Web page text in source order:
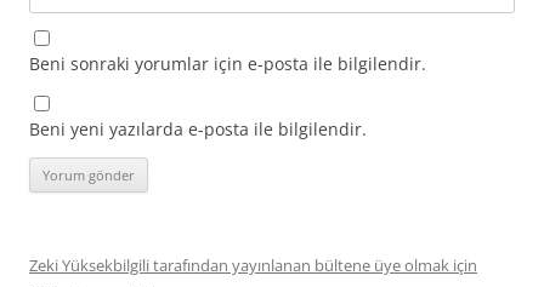
Beni sonraki yorumlar için e-posta ile bilgilendir.
Beni yeni yazılarda e-posta ile bilgilendir.
Zeki Yüksekbilgili tarafından yayınlanan bültene üye olmak için